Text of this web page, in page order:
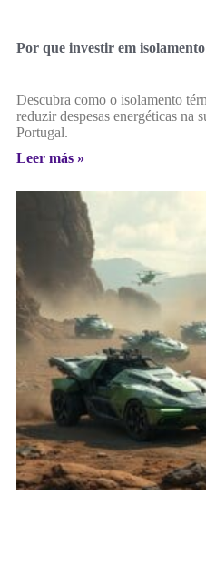
Por que investir em
Descubra como o isolamento
reduzir despesas energéticas na
Portugal.
Leer más »